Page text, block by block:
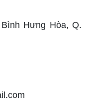
Hưng Hòa, Q.